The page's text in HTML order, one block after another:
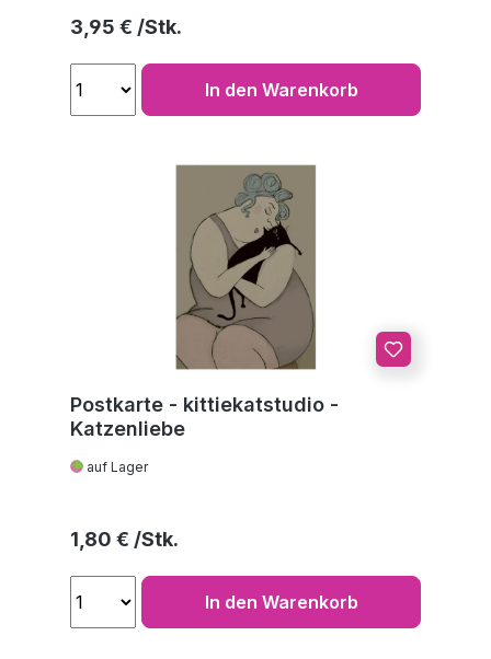
Regulärer Preis:
3,95 €
In den Warenkorb
Postkarte - kittiekatstudio -
Katzenliebe
auf Lager
Regulärer Preis:
1,80 €
In den Warenkorb